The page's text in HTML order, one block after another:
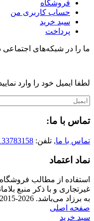
فروشگاه
حساب کاربری من
سبد خرید
پرداخت
ما را در شبکه‌های اجتماعی
لطفا ایمیل خود را وارد
تماس با ما:
تماس با ما, تلفن:
نماد اعتماد
استفاده از مطالب
غیرتجاری و با ذکر منبع
به برزاد می‌باشد. 2026-2015
صفحه اصلی
سبد خرید